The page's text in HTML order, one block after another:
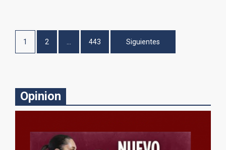
Paginación
de
1 2 443 Siguientes
Opinion